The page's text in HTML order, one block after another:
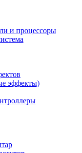
и процессоры
эффекты)